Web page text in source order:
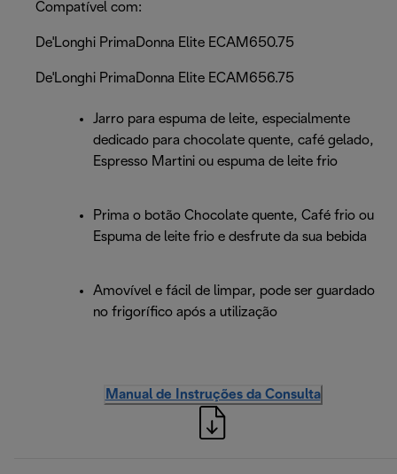
Compatível com:
De'Longhi PrimaDonna Elite ECAM650.75
De'Longhi PrimaDonna Elite ECAM656.75
Jarro para espuma de leite, especialmente
dedicado para chocolate quente, café gelado,
Espresso Martini ou espuma de leite frio
Prima o botão Chocolate quente, Café frio ou
Espuma de leite frio e desfrute da sua bebida
Amovível e fácil de limpar, pode ser guardado
no frigorífico após a utilização
Manual de Instruções da Consulta